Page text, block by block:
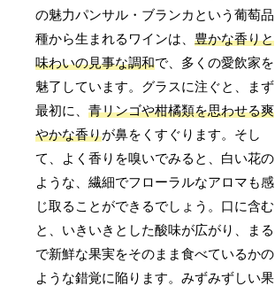
の魅力パンサル・ブランカという葡萄品
種から生まれるワインは、豊かな香りと
味わいの見事な調和で、多くの愛飲家を
魅了しています。グラスに注ぐと、まず
最初に、青リンゴや柑橘類を思わせる爽
やかな香りが鼻をくすぐります。そし
て、よく香りを嗅いでみると、白い花の
ような、繊細でフローラルなアロマも感
じ取ることができるでしょう。口に含む
と、いきいきとした酸味が広がり、まる
で新鮮な果実をそのまま食べているかの
ような錯覚に陥ります。みずみずしい果